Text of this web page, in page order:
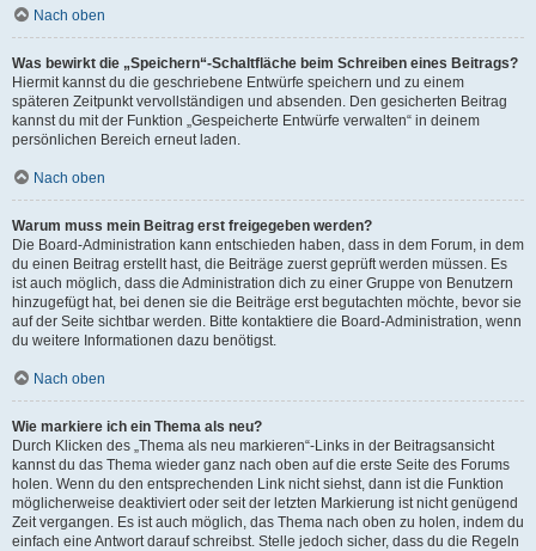
Nach oben
Was bewirkt die „Speichern“-Schaltfläche beim Schreiben eines Beitrags?
Hiermit kannst du die geschriebene Entwürfe speichern und zu einem
späteren Zeitpunkt vervollständigen und absenden. Den gesicherten Beitrag
kannst du mit der Funktion „Gespeicherte Entwürfe verwalten“ in deinem
persönlichen Bereich erneut laden.
Nach oben
Warum muss mein Beitrag erst freigegeben werden?
Die Board-Administration kann entschieden haben, dass in dem Forum, in dem
du einen Beitrag erstellt hast, die Beiträge zuerst geprüft werden müssen. Es
ist auch möglich, dass die Administration dich zu einer Gruppe von Benutzern
hinzugefügt hat, bei denen sie die Beiträge erst begutachten möchte, bevor sie
auf der Seite sichtbar werden. Bitte kontaktiere die Board-Administration, wenn
du weitere Informationen dazu benötigst.
Nach oben
Wie markiere ich ein Thema als neu?
Durch Klicken des „Thema als neu markieren“-Links in der Beitragsansicht
kannst du das Thema wieder ganz nach oben auf die erste Seite des Forums
holen. Wenn du den entsprechenden Link nicht siehst, dann ist die Funktion
möglicherweise deaktiviert oder seit der letzten Markierung ist nicht genügend
Zeit vergangen. Es ist auch möglich, das Thema nach oben zu holen, indem du
einfach eine Antwort darauf schreibst. Stelle jedoch sicher, dass du die Regeln